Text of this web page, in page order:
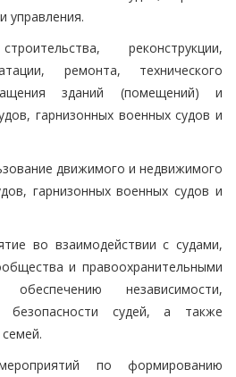
управления.
реконструкции,
ремонта, технического
зданий (помещений) и
гарнизонных военных судов и
движимого и недвижимого
гарнизонных военных судов и
во взаимодействии с судами,
и правоохранительными
независимости,
безопасности судей, а также
по формированию